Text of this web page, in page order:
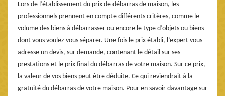
Lors de l’établissement du prix de débarras de maison, les
professionnels prennent en compte différents critères, comme le
volume des biens à débarrasser ou encore le type d’objets ou biens
dont vous voulez vous séparer. Une fois le prix établi, l’expert vous
adresse un devis, sur demande, contenant le détail sur ses
prestations et le prix final du débarras de votre maison. Sur ce prix,
la valeur de vos biens peut être déduite. Ce qui reviendrait à la
gratuité du débarras de votre maison. Pour en savoir davantage sur